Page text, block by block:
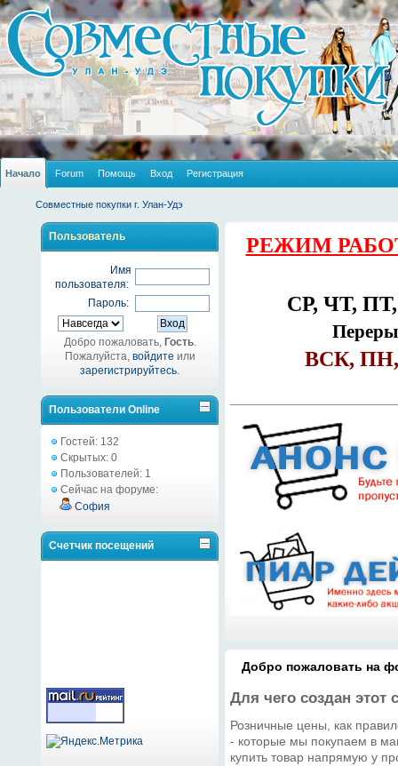
Начало Forum Помощь Вход Регистрация
Совместные покупки г. Улан-Удэ
Пользователь
Имя
пользователя:
Пароль:
Добро пожаловать, Гость.
Пожалуйста, войдитеили
зарегистрируйтесь.
Пользователи Online
Гостей: 132
Скрытых: 0
Пользователей: 1
Сейчас на форуме:
София
Счетчик посещений
РЕЖИМ
СР, ЧТ,
ВСК, ПН,
Добро пожаловать на
Для чего создан этот
Розничные цены, как
- которые мы покупаем в
купить товар напрямую у